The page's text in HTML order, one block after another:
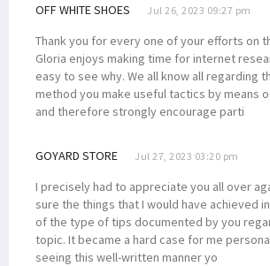
OFF WHITE SHOES Jul 26, 2023 09:27 pm
Thank you for every one of your efforts on
Gloria enjoys making time for internet
easy to see why. We all know all regarding
method you make useful tactics by means
and therefore strongly encourage parti
GOYARD STORE Jul 27, 2023 03:20 pm
I precisely had to appreciate you all over
sure the things that I would have achieved
of the type of tips documented by you
topic. It became a hard case for me
seeing this well-written manner yo